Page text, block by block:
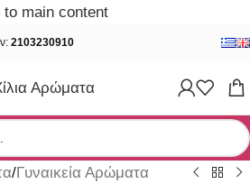
to main content
2103230910
/Γυναικεία Αρώματα